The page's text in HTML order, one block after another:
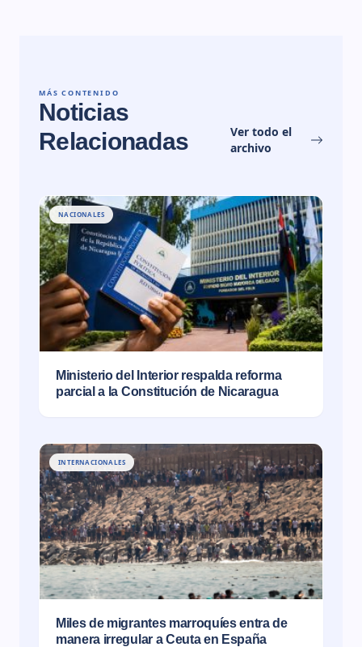
MÁS CONTENIDO
Noticias
Relacionadas
Ver todo el
archivo
NACIONALES
Ministerio del Interior respalda reforma
parcial a la Constitución de Nicaragua
INTERNACIONALES
Miles de migrantes marroquíes entra de
manera irregular a Ceuta en España